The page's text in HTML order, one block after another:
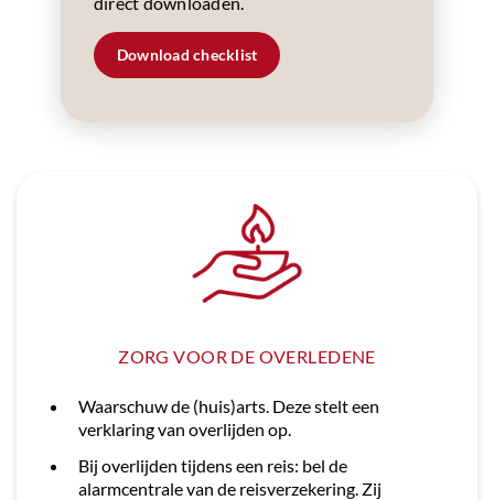
Download checklist
ZORG VOOR DE OVERLEDENE
Waarschuw de (huis)arts. Deze stelt een
verklaring van overlijden op.
Bij overlijden tijdens een reis: bel de
alarmcentrale van de reisverzekering. Zij